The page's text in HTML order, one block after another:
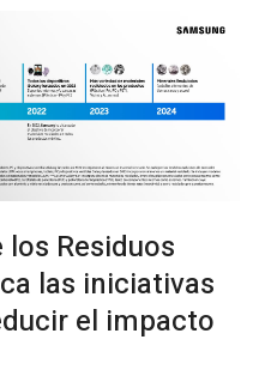
Residuos
las iniciativas
el impacto